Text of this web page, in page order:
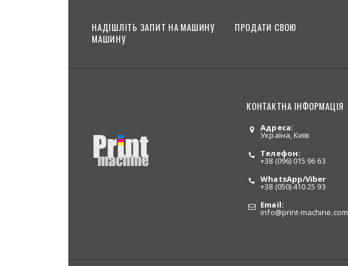
НАДІШЛІТЬ ЗАПИТ НА МАШИНУ
ПРОДАТИ СВОЮ
МАШИНУ
КОНТАКТНА ІНФОРМАЦІЯ
Адреса:
Україна, Київ
Телефон:
+38 (096) 015 96 63
WhatsApp/Viber
+38 (050) 410 25 93
Email:
info@print-machine.com